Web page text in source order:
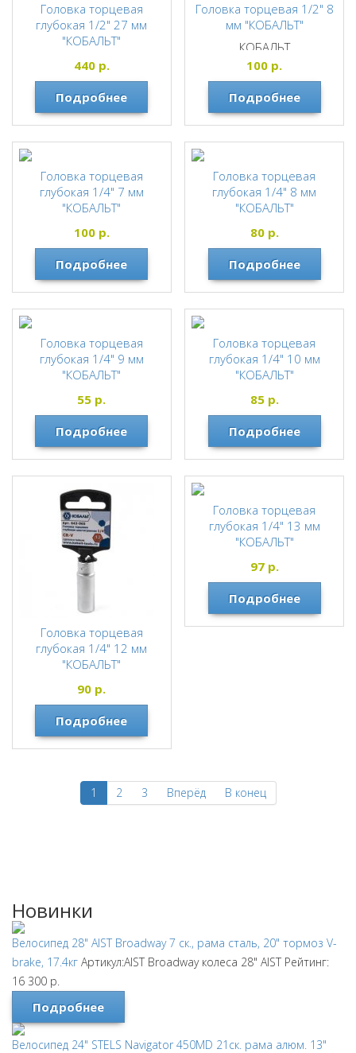
Головка торцевая
глубокая 1/2" 27 мм
"КОБАЛЬТ"
КОБАЛЬТ
440р.
Подробнее
Головка торцевая 1/2" 8
мм "КОБАЛЬТ"
КОБАЛЬТ
100 р.
Подробнее
Головка торцевая
глубокая 1/4" 7 мм
"КОБАЛЬТ"
КОБАЛЬТ
100р.
Подробнее
Головка торцевая
глубокая 1/4" 8 мм
"КОБАЛЬТ"
КОБАЛЬТ
80р.
Подробнее
Головка торцевая
глубокая 1/4" 9 мм
"КОБАЛЬТ"
КОБАЛЬТ
55 р.
Подробнее
Головка торцевая
глубокая 1/4" 10 мм
"КОБАЛЬТ"
КОБАЛЬТ
85р.
Подробнее
Головка торцевая
глубокая 1/4" 12 мм
"КОБАЛЬТ"
КОБАЛЬТ
90 р.
Подробнее
Головка торцевая
глубокая 1/4" 13 мм
"КОБАЛЬТ"
КОБАЛЬТ
97р.
Подробнее
1 2 3 Вперёд В конец
Новинки
Велосипед 28" AIST Broadway 7 ск., рама сталь, 20" тормоз V-
brake, 17.4кг Артикул:AIST Broadway колеса 28" AIST Рейтинг:
16 300 р.
Подробнее
Велосипед 24" STELS Navigator 450MD 21ск. рама алюм. 13"